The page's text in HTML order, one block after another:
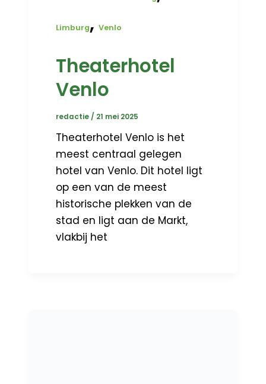
Limburg,Venlo
Theaterhotel
Venlo
redactie/ 21 mei 2025
Theaterhotel Venlo is het
meest centraal gelegen
hotel van Venlo. Dit hotel ligt
op een van de meest
historische plekken van de
stad en ligt aan de Markt,
vlakbij het